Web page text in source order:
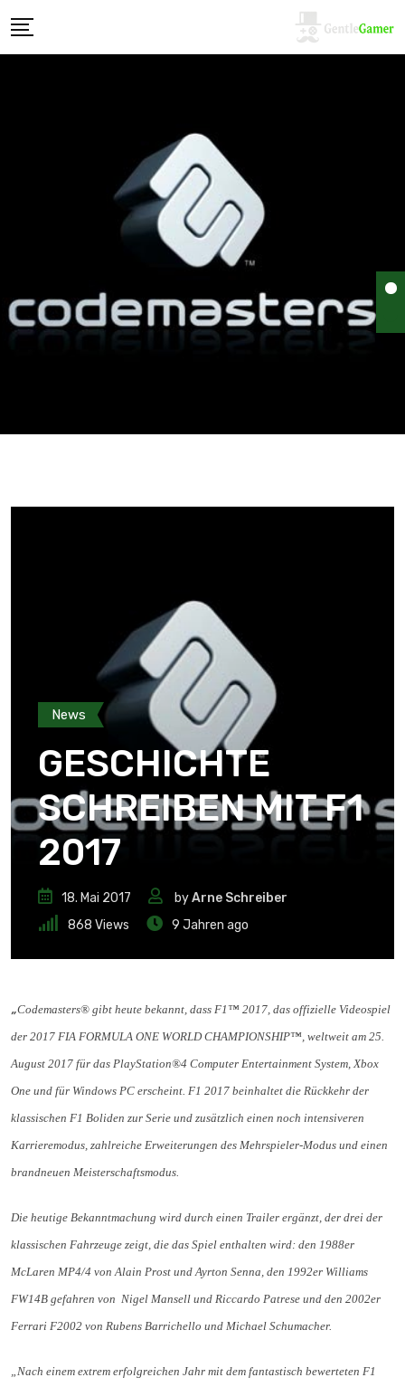
News
GESCHICHTE
SCHREIBEN MIT F1
2017
18. Mai 2017 byArne Schreiber
868 Views 9 Jahren ago
„Codemasters® gibt heute bekannt, dass F1™ 2017, das offizielle Videospiel
der 2017 FIA FORMULA ONE WORLD CHAMPIONSHIP™, weltweit am 25.
August 2017 für das PlayStation®4 Computer Entertainment System, Xbox
One und für Windows PC erscheint. F1 2017 beinhaltet die Rückkehr der
klassischen F1 Boliden zur Serie und zusätzlich einen noch intensiveren
Karrieremodus, zahlreiche Erweiterungen des Mehrspieler-Modus und einen
brandneuen Meisterschaftsmodus.
Die heutige Bekanntmachung wird durch einen Trailer ergänzt, der drei der
klassischen Fahrzeuge zeigt, die das Spiel enthalten wird: den 1988er
McLaren MP4/4 von Alain Prost und Ayrton Senna, den 1992er Williams
FW14B gefahren von Nigel Mansell und Riccardo Patrese und den 2002er
Ferrari F2002 von Rubens Barrichello und Michael Schumacher.
„Nach einem extrem erfolgreichen Jahr mit dem fantastisch bewerteten F1